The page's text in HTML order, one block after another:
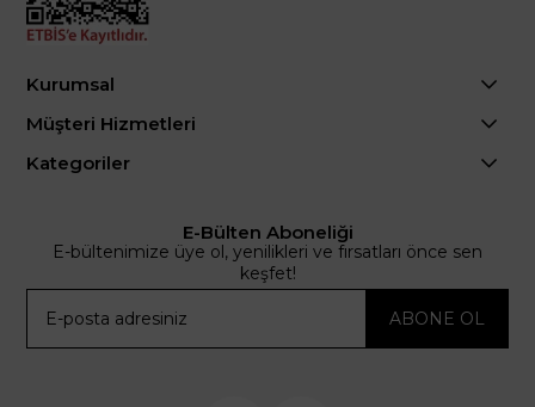
Kurumsal
Müşteri Hizmetleri
Kategoriler
E-Bülten Aboneliği
E-bültenimize üye ol, yenilikleri ve fırsatları önce sen
keşfet!
ABONE OL